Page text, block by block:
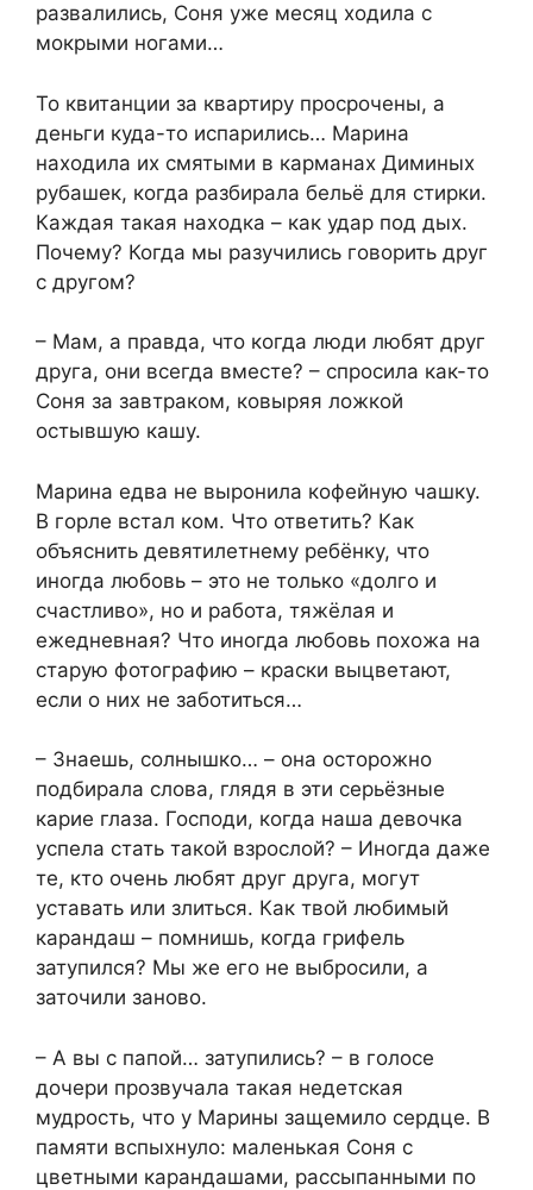
развалились, Соня уже месяц ходила с
мокрыми ногами…
То квитанции за квартиру просрочены, а
деньги куда-то испарились… Марина
находила их смятыми в карманах Диминых
рубашек, когда разбирала бельё для стирки.
Каждая такая находка – как удар под дых.
Почему? Когда мы разучились говорить друг
с другом?
– Мам, а правда, что когда люди любят друг
друга, они всегда вместе? – спросила как-то
Соня за завтраком, ковыряя ложкой
остывшую кашу.
Марина едва не выронила кофейную чашку.
В горле встал ком. Что ответить? Как
объяснить девятилетнему ребёнку, что
иногда любовь – это не только «долго и
счастливо», но и работа, тяжёлая и
ежедневная? Что иногда любовь похожа на
старую фотографию – краски выцветают,
если о них не заботиться…
– Знаешь, солнышко… – она осторожно
подбирала слова, глядя в эти серьёзные
карие глаза. Господи, когда наша девочка
успела стать такой взрослой? – Иногда даже
те, кто очень любят друг друга, могут
уставать или злиться. Как твой любимый
карандаш – помнишь, когда грифель
затупился? Мы же его не выбросили, а
заточили заново.
– А вы с папой… затупились? – в голосе
дочери прозвучала такая недетская
мудрость, что у Марины защемило сердце. В
памяти вспыхнуло: маленькая Соня с
цветными карандашами, рассыпанными по